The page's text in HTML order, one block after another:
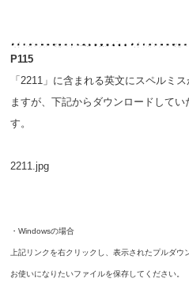
P115
「2211」に含まれる英文にスペルミ
ますが、下記からダウンロードして
す。
2211.jpg
・Windowsの場合
上記リンクを右クリックし、表示されたプルダ
お使いになりたいファイルを保存してください。